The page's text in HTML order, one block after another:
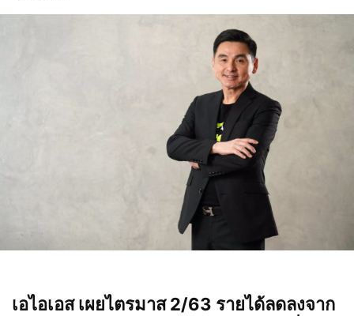
เอไอเอส เผยไตรมาส 2/63 รายได้ลดลงจาก